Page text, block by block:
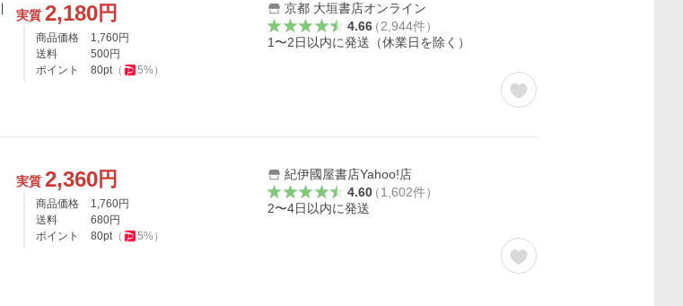
実質 2,180円
商品価格 1,760円
送料
500円
ポイント
80pt（ 5%）
京都 大垣書店オンライン
4.66（2,944件）
1〜2日以内に発送（休業日を除く）
実質 2,360円
商品価格 1,760円
送料
680円
ポイント
80pt（ 5%）
紀伊國屋書店Yahoo!店
4.60（1,602件）
2〜4日以内に発送